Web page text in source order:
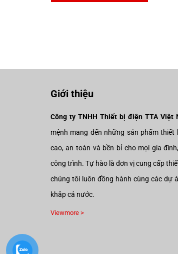
Giới thiệu
Công ty TNHH Thiết bị điện TTA Việt
mệnh mang đến những sản phẩm thiết
cao, an toàn và bền bỉ cho mọi gia
công trình. Tự hào là đơn vị cung cấp
chúng tôi luôn đồng hành cùng các dự
khắp cả nước.
Viewmore >